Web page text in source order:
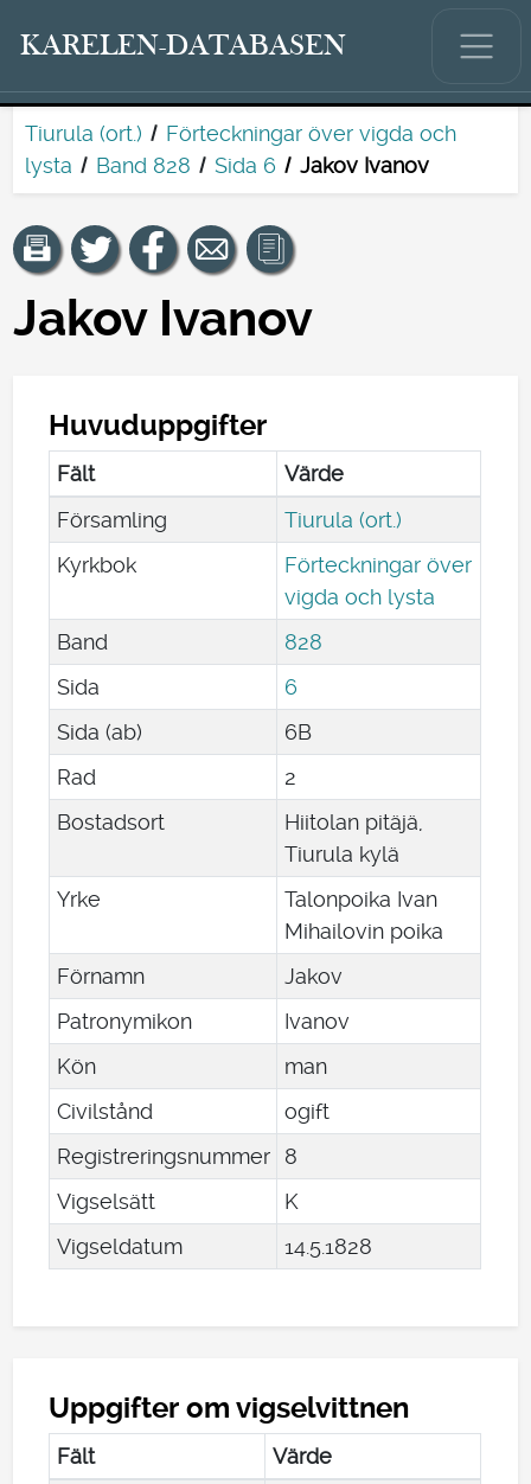
KARELEN-DATABASEN
Tiurula (ort.)
Förteckningar över vigda och
lysta
Band 828 Sida 6 Jakov Ivanov
Jakov Ivanov
Huvuduppgifter
Fält
Värde
Församling
Tiurula (ort.)
Kyrkbok
Förteckningar över
vigda och lysta
Band
828
Sida
6
Sida (ab)
6B
Rad
2
Bostadsort
Hiitolan pitäjä,
Tiurula kylä
Yrke
Talonpoika Ivan
Mihailovin poika
Förnamn
Jakov
Patronymikon
Ivanov
Kön
man
Civilstånd
ogift
Registreringsnummer
8
Vigselsätt
K
Vigseldatum
14.5.1828
Uppgifter om vigselvittnen
Fält
Värde